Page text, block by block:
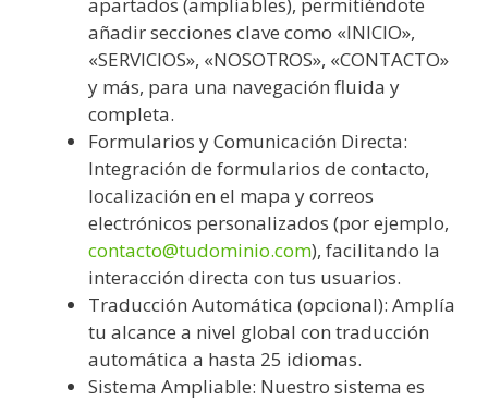
añadir secciones clave como «INICIO»,
«SERVICIOS», «NOSOTROS», «CONTACTO»
y más, para una navegación fluida y
completa.
Formularios y Comunicación Directa:
Integración de formularios de contacto,
localización en el mapa y correos
electrónicos personalizados (por ejemplo,
contacto@tudominio.com), facilitando la
interacción directa con tus usuarios.
Traducción Automática (opcional): Amplía
tu alcance a nivel global con traducción
automática a hasta 25 idiomas.
Sistema Ampliable: Nuestro sistema es